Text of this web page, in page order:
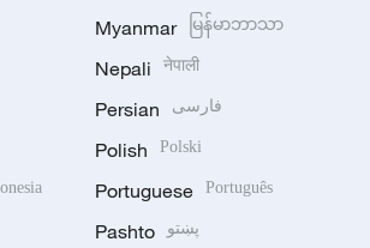
Myanmar မြန်မာဘာသာ
Nepali नेपाली
Persian فارسی
Polish Polski
Portuguese Português
Pashto پښتو